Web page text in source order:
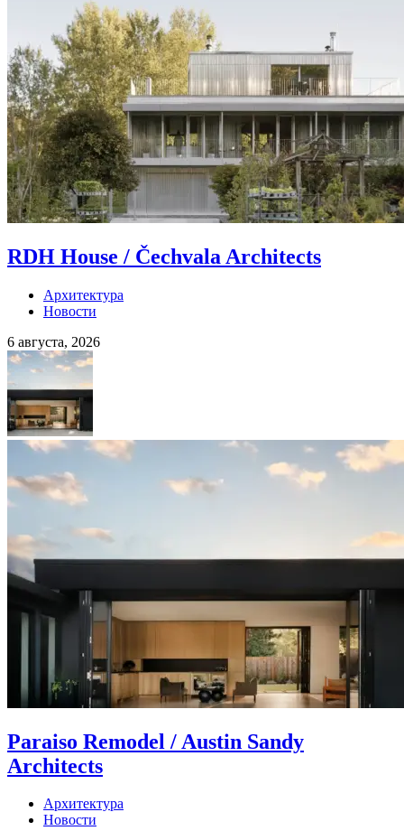
RDH House / Čechvala Architects
Архитектура
Новости
6 августа, 2026
Paraiso Remodel / Austin Sandy
Architects
Архитектура
Новости